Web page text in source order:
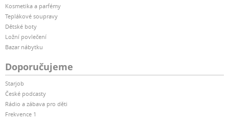
Kosmetika a parfémy
Teplákové soupravy
Dětské boty
Ložní povlečení
Bazar nábytku
Doporučujeme
Starjob
České podcasty
Rádio a zábava pro děti
Frekvence 1